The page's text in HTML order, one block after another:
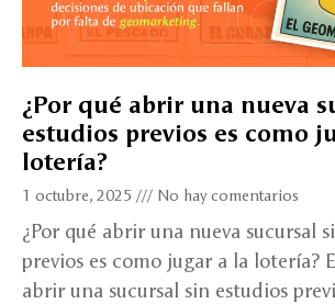
¿Por qué abrir una nueva
estudios previos es como
lotería?
1 octubre, 2025 No hay comentarios
¿Por qué abrir una nueva sucursal
previos es como jugar a la lotería?
abrir una sucursal sin estudios